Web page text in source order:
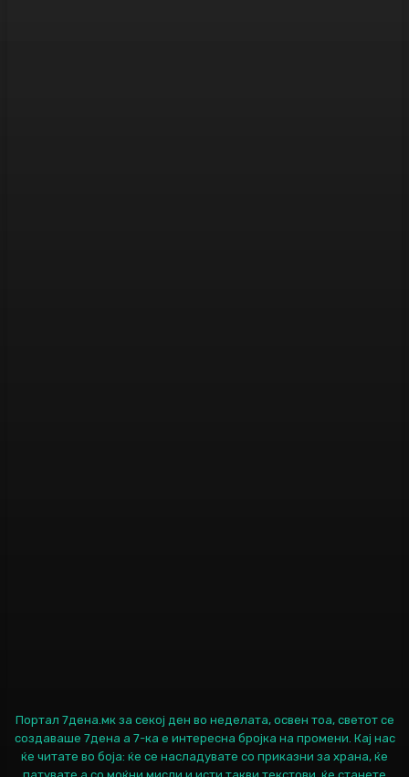
Портал 7дена.мк за секој ден во неделата, освен тоа, светот се
создаваше 7дена а 7-ка е интересна бројка на промени. Кај нас
ќе читате во боја: ќе се насладувате со приказни за храна, ќе